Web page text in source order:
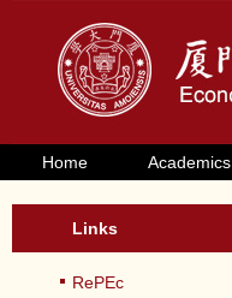
Home Academics
Links
RePEc